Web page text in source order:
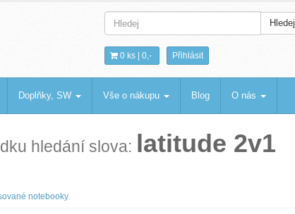
Hledej
0 ks | 0,- Přihlásit
Doplňky, SW Vše o nákupu Blog O nás
hledání slova: latitude 2v1
notebooky